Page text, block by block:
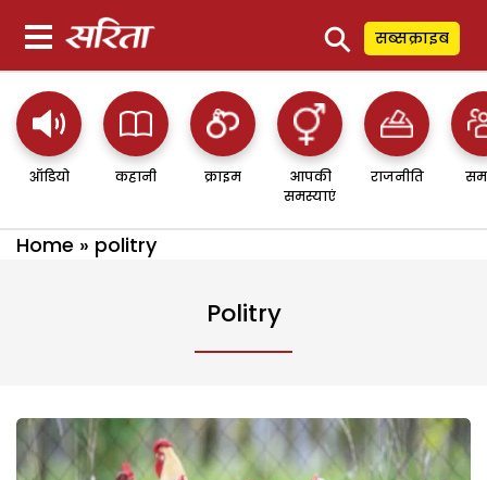
⚲ सब्सक्राइब
ऑडियो कहानी क्राइम
आपकी
समस्याएं
राजनीति
Home » politry
Politry